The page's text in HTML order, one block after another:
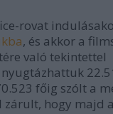
rovat
, és akkor a
való tekintettel
főig szólt a
zárult, hogy majd